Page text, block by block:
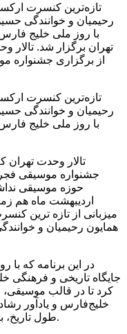
تازه‌ترین کنسرت
رحیمیان و خوانندگی
با روز ملی خلیج فارس
تهران برگزار شد.
از برگزاری جشنواره
تازه‌ترین کنسرت
رحیمیان و خوانندگی
با روز ملی خلیج فارس
تالار وحدت
جشنواره موسیقی
حوزه موسیقی
اردیبهشت ماه هم
میزبانی از تازه ترین
همایون رحیمیان و
در این برنامه که با
جایگاه تاریخی و فرهنگی
کرد تا در قالب موسیقی،
خلیج‌فارس و یادآور
طول تاریخ، برای پاسداری از ایران جانفشانی کرده‌اند.